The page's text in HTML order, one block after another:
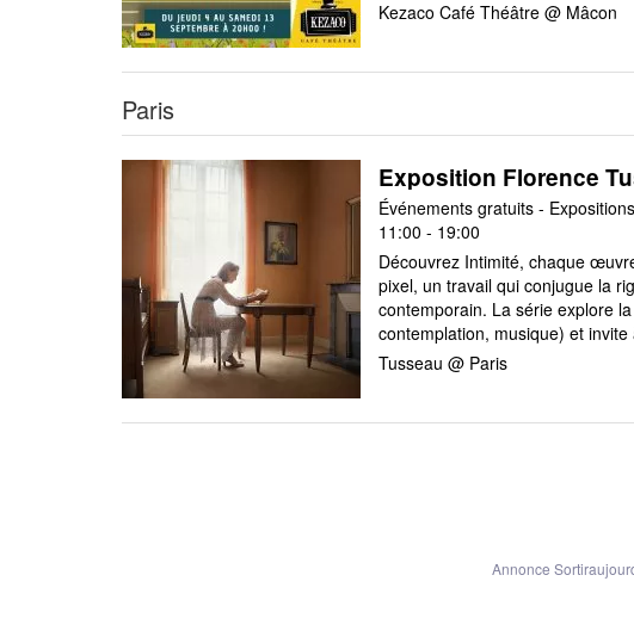
Kezaco Café Théâtre @ Mâcon
Paris
Exposition Florence
Événements gratuits -
11:00 - 19:00
Découvrez Intimité, chaque
pixel, un travail qui conjugue la
contemporain. La série explore
contemplation, musique) et invite
Tusseau @ Paris
Annonce